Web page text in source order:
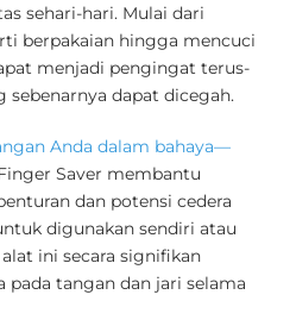
sehari-hari. Mulai dari
berpakaian hingga mencuci
menjadi pengingat terus-
sebenarnya dapat dicegah.
Anda dalam bahaya—
Saver membantu
dan potensi cedera
digunakan sendiri atau
ini secara signifikan
pada tangan dan jari selama